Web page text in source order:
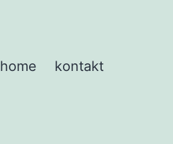
home kontakt